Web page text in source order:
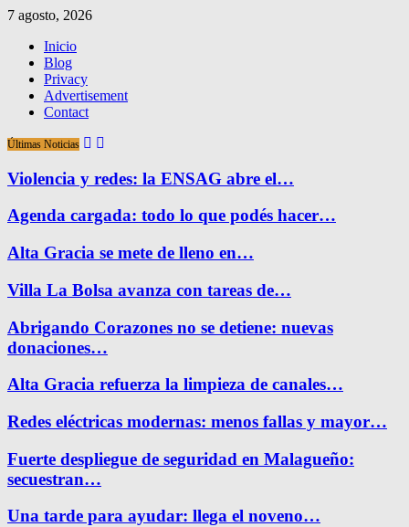
7 agosto, 2026
Inicio
Blog
Privacy
Advertisement
Contact
Últimas Noticias
Violencia y redes: la ENSAG abre el…
Agenda cargada: todo lo que podés hacer…
Alta Gracia se mete de lleno en…
Villa La Bolsa avanza con tareas de…
Abrigando Corazones no se detiene: nuevas
donaciones…
Alta Gracia refuerza la limpieza de canales…
Redes eléctricas modernas: menos fallas y mayor…
Fuerte despliegue de seguridad en Malagueño:
secuestran…
Una tarde para ayudar: llega el noveno…